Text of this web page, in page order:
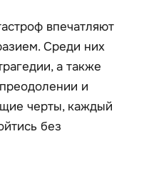
впечатляют
Среди них
а также
и
черты, каждый
без